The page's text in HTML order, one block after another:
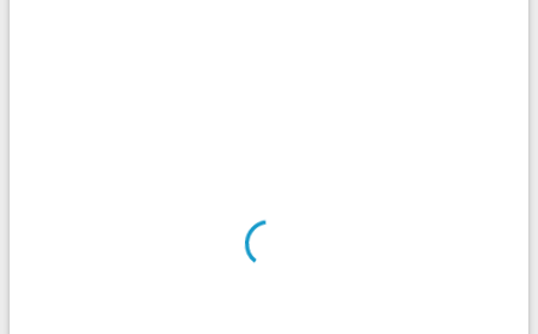
influência veneziano observa-se particularmente na estrutura
e a arquitectura da cidade. As bocas de Kotor (?Boka